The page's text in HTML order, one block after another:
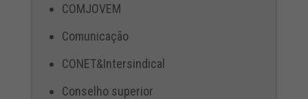
COMJOVEM
Comunicação
CONET&Intersindical
Conselho superior